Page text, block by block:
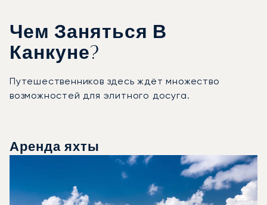
Чем Заняться В
Канкуне?
Путешественников здесь ждёт множество
возможностей для элитного досуга.
Аренда яхты